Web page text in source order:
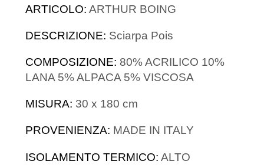
ARTICOLO: ARTHUR BOING
DESCRIZIONE: Sciarpa Pois
COMPOSIZIONE: 80% ACRILICO 10%
LANA 5% ALPACA 5% VISCOSA
MISURA: 30 x 180 cm
PROVENIENZA: MADE IN ITALY
ISOLAMENTO TERMICO: ALTO